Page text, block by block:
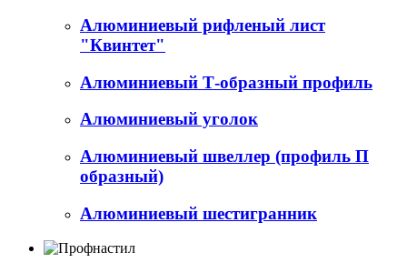
Алюминиевый рифленый лист
"Квинтет"
Алюминиевый Т-образный профиль
Алюминиевый уголок
Алюминиевый швеллер (профиль П
образный)
Алюминиевый шестигранник